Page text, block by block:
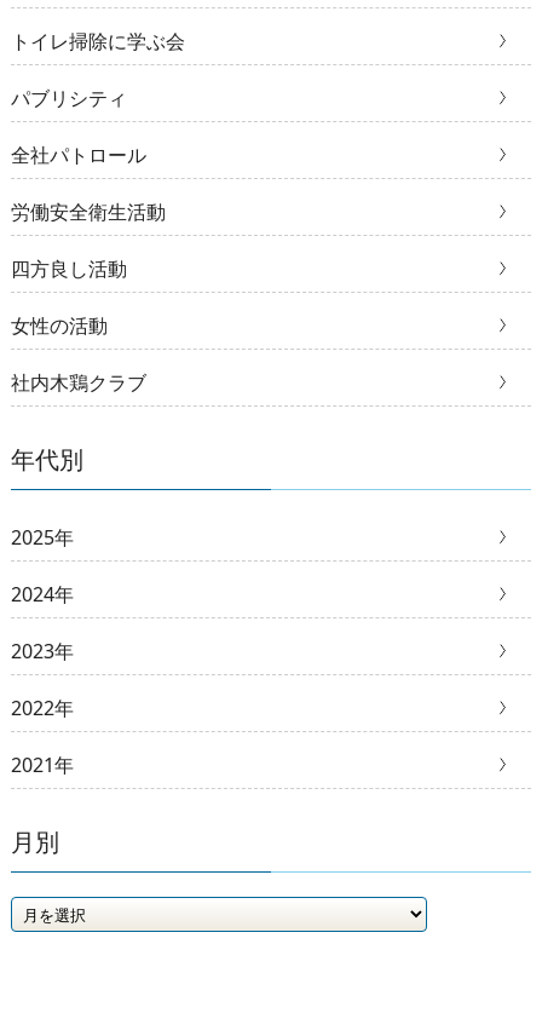
トイレ掃除に学ぶ会
パブリシティ
全社パトロール
労働安全衛生活動
四方良し活動
女性の活動
社内木鶏クラブ
年代別
2025年
2024年
2023年
2022年
2021年
月別